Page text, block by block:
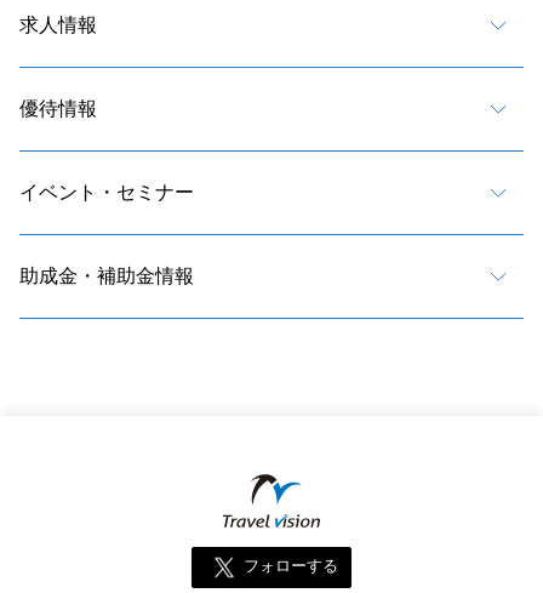
求人情報
優待情報
イベント・セミナー
助成金・補助金情報
フォローする